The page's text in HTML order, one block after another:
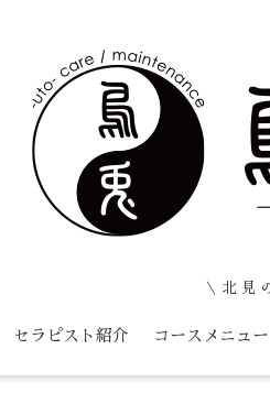
＼ 北 見
セラピスト紹介 コースメニュー